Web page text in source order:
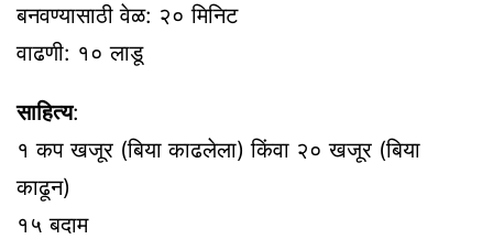
बनवण्यासाठी वेळ: २० मिनिट
वाढणी: १० लाडू
साहित्य:
१ कप खजूर (बिया काढलेला) किंवा २० खजूर (बिया
काढून)
१५ बदाम